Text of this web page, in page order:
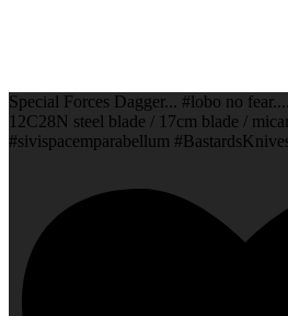
Special Forces Dagger... #lobo no fear....
12C28N steel blade / 17cm blade /
#sivispacemparabellum